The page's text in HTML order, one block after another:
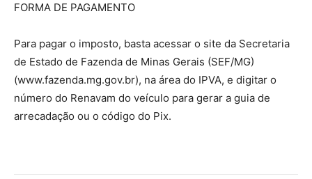
FORMA DE PAGAMENTO
Para pagar o imposto, basta acessar o site da Secretaria
de Estado de Fazenda de Minas Gerais (SEF/MG)
(www.fazenda.mg.gov.br), na área do IPVA, e digitar o
número do Renavam do veículo para gerar a guia de
arrecadação ou o código do Pix.